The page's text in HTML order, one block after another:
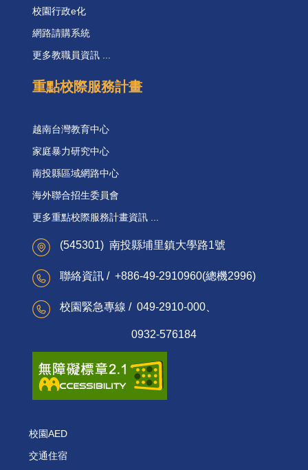
校園行政e化
網路請購系統
更多教職員資訊 ...
重點校際服務計畫
越南台灣教育中心
家庭暴力研究中心
南投縣區域網路中心
海外聯合招生委員會
更多重點校際服務計畫資訊 ...
(545301) 南投縣埔里鎮大學路1號
聯絡資訊 / +886-49-2910960(總機2996)
校園緊急專線 / 049-2910-000、
0932-576184
校園AED
交通住宿